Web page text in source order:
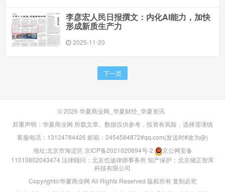
李彦宏人民日报撰文：内化AI能力，加快
形成新质生产力
2025-11-20
下一页
© 2026 华夏商业网_华夏财经_华夏资讯
郑重声明：华夏商业网 所载文章、数据仅供参考，投资有风险，选择需谨慎
客服电话：13124784426 邮箱：2454584872#qq.com(发送时#改为@)
地址:北京市海淀区 京ICP备2021020694号-2
京公网安备
11010802043474 法律顾问：北京也迪律师事务所知产保护：北京储正智库
科技有限公司
Copyright©华夏商业网 All Rights Reserved 版权所有 复制必究